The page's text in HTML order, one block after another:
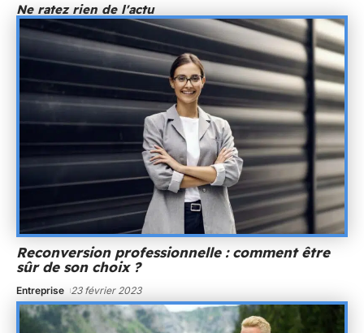
Ne ratez rien de l'actu
Reconversion professionnelle : comment être
sûr de son choix ?
Entreprise 23 février 2023